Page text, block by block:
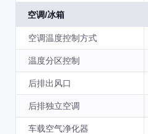
空调/冰箱
空调温度控制方式
温度分区控制
后排出风口
后排独立空调
车载空气净化器